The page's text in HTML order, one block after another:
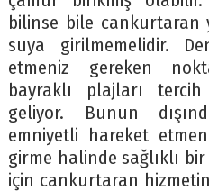
bilinse bile cankurtaran
suya girilmemelidir.
etmeniz gereken
bayraklı plajları
geliyor. Bunun
emniyetli hareket
girme halinde sağlıklı
için cankurtaran